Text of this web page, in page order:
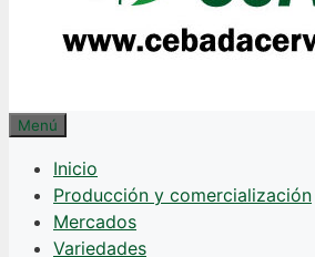
Menú
Inicio
Producción y comercialización
Mercados
Variedades